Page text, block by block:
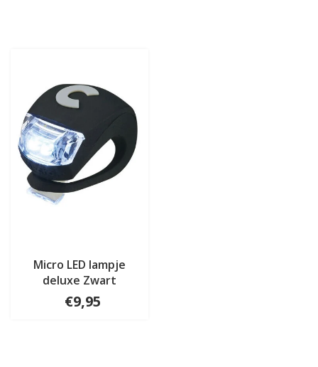
Micro LED lampje
deluxe Zwart
€9,95